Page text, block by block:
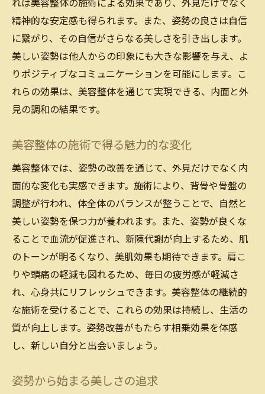
れは美容整体の施術による効果であり、外見だけでなく
精神的な安定感も得られます。また、姿勢の良さは自信
に繋がり、その自信がさらなる美しさを引き出します。
美しい姿勢は他人からの印象にも大きな影響を与え、よ
りポジティブなコミュニケーションを可能にします。こ
れらの効果は、美容整体を通じて実現できる、内面と外
見の調和の結果です。
美容整体の施術で得る魅力的な変化
美容整体では、姿勢の改善を通じて、外見だけでなく内
面的な変化も実感できます。施術により、背骨や骨盤の
調整が行われ、体全体のバランスが整うことで、自然と
美しい姿勢を保つ力が養われます。また、姿勢が良くな
ることで血流が促進され、新陳代謝が向上するため、肌
のトーンが明るくなり、美肌効果も期待できます。肩こ
りや頭痛の軽減も図れるため、毎日の疲労感が軽減さ
れ、心身共にリフレッシュできます。美容整体の継続的
な施術を受けることで、これらの効果は持続し、生活の
質が向上します。姿勢改善がもたらす相乗効果を体感
し、新しい自分と出会いましょう。
姿勢から始まる美しさの追求